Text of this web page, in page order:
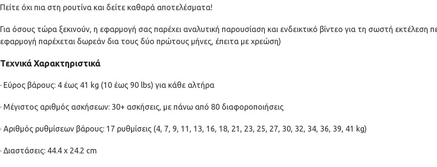
Πείτε όχι πια στη ρουτίνα και δείτε καθαρά αποτελέσματα!
Για όσους τώρα ξεκινούν, η εφαρμογή σας παρέχει αναλυτική παρουσίαση και ενδεικτικό βίντεο για τη σωστή
εφαρμογή παρέχεται δωρεάν δια τους δύο πρώτους μήνες, έπειτα με χρεώση)
Τεχνικά Χαρακτηριστικά
· Εύρος βάρους: 4 έως 41 kg (10 έως 90 lbs) για κάθε αλτήρα
· Μέγιστος αριθμός ασκήσεων: 30+ ασκήσεις, με πάνω από 80 διαφοροποιήσεις
· Αριθμός ρυθμίσεων βάρους: 17 ρυθμίσεις (4, 7, 9, 11, 13, 16, 18, 21, 23, 25, 27, 30, 32, 34, 36, 39, 41 kg)
· Διαστάσεις: 44.4 x 24.2 cm